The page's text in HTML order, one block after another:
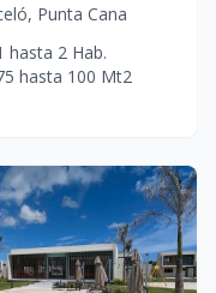
, Punta Cana
hasta 2 Hab.
hasta 100 Mt2